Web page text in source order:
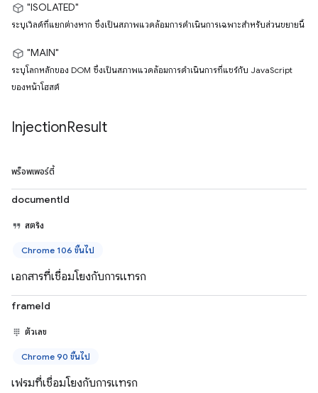
"ISOLATED"
ระบุเวิลด์ที่แยกต่างหาก ซึ่งเป็นสภาพแวดล้อมการดำเนินการเฉพาะสำหรับส่วนขยายนี้
"MAIN"
ระบุโลกหลักของ DOM ซึ่งเป็นสภาพแวดล้อมการดำเนินการที่แชร์กับ JavaScript
ของหน้าโฮสต์
InjectionResult
พร็อพเพอร์ตี้
documentId
สตริง
Chrome 106 ขึ้นไป
เอกสารที่เชื่อมโยงกับการแทรก
frameId
ตัวเลข
Chrome 90 ขึ้นไป
เฟรมที่เชื่อมโยงกับการแทรก